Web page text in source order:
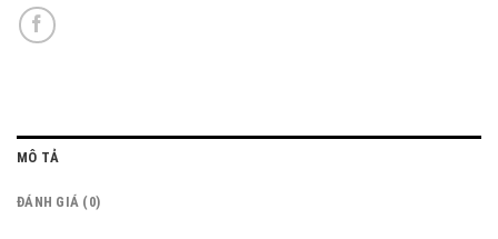
MÔ TẢ
ĐÁNH GIÁ (0)